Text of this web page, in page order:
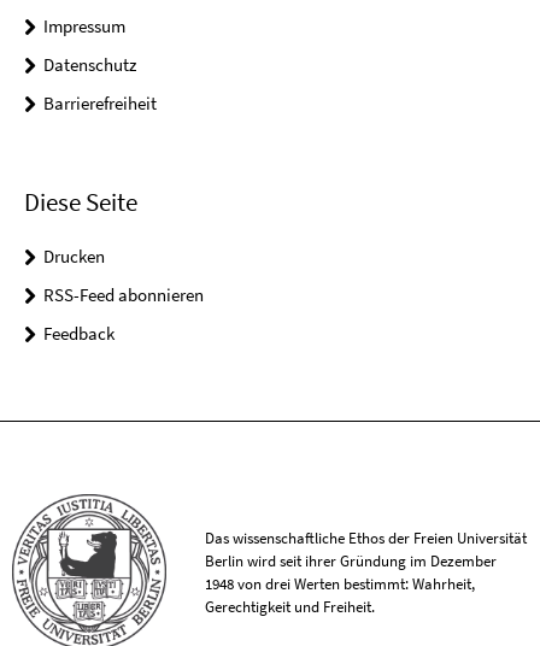
Impressum
Datenschutz
Barrierefreiheit
Diese Seite
Drucken
RSS-Feed abonnieren
Feedback
Das wissenschaftliche Ethos der Freien Universität
Berlin wird seit ihrer Gründung im Dezember
1948 von drei Werten bestimmt: Wahrheit,
Gerechtigkeit und Freiheit.